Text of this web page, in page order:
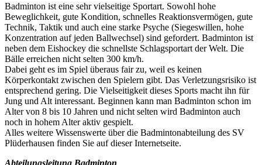
Badminton ist eine sehr vielseitige Sportart. Sowohl hohe
Beweglichkeit, gute Kondition, schnelles Reaktionsvermögen, gute
Technik, Taktik und auch eine starke Psyche (Siegeswillen, hohe
Konzentration auf jeden Ballwechsel) sind gefordert. Badminton ist
neben dem Eishockey die schnellste Schlagsportart der Welt. Die
Bälle erreichen nicht selten 300 km/h.
Dabei geht es im Spiel überaus fair zu, weil es keinen
Körperkontakt zwischen den Spielern gibt. Das Verletzungsrisiko ist
entsprechend gering. Die Vielseitigkeit dieses Sports macht ihn für
Jung und Alt interessant. Beginnen kann man Badminton schon im
Alter von 8 bis 10 Jahren und nicht selten wird Badminton auch
noch in hohem Alter aktiv gespielt.
Alles weitere Wissenswerte über die Badmintonabteilung des SV
Plüderhausen finden Sie auf dieser Internetseite.
Abteilungsleitung Badminton